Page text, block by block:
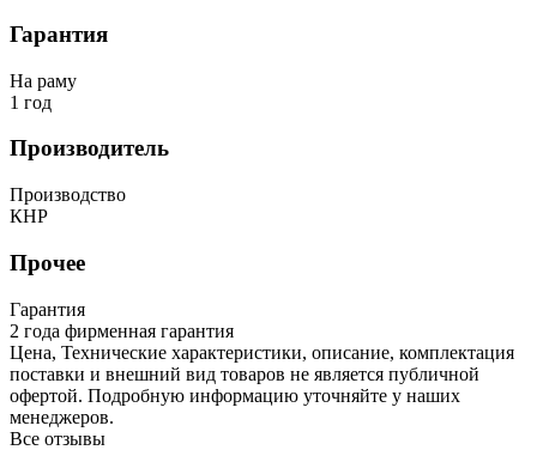
Гарантия
На раму
1 год
Производитель
Производство
КНР
Прочее
Гарантия
2 года фирменная гарантия
Цена, Технические характеристики, описание, комплектация
поставки и внешний вид товаров не является публичной
офертой. Подробную информацию уточняйте у наших
менеджеров.
Все отзывы